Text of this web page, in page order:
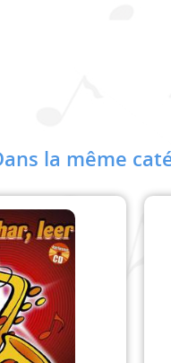
la même